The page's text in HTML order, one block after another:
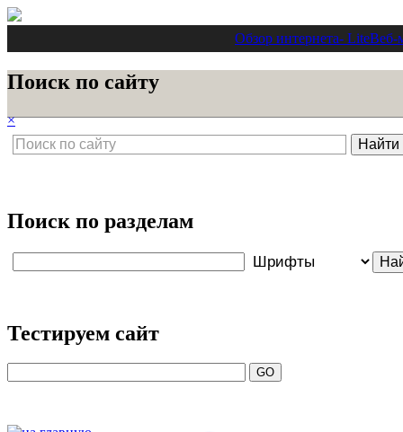
Обзор интернета- LiteВеб-
Поиск по сайту
×
Поиск по разделам
Тестируем сайт